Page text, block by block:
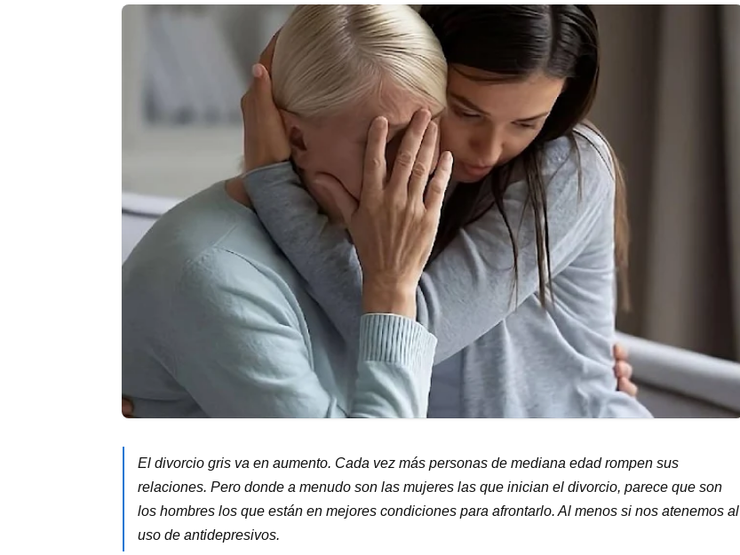
El divorcio gris va en aumento. Cada vez más personas de mediana edad rompen sus
relaciones. Pero donde a menudo son las mujeres las que inician el divorcio, parece que son
los hombres los que están en mejores condiciones para afrontarlo. Al menos si nos atenemos al
uso de antidepresivos.